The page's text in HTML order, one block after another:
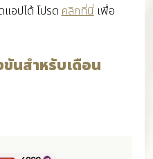
แอปได้ โปรดคลิกที่นี่เพื่อ
ขันสำหรับเดือน